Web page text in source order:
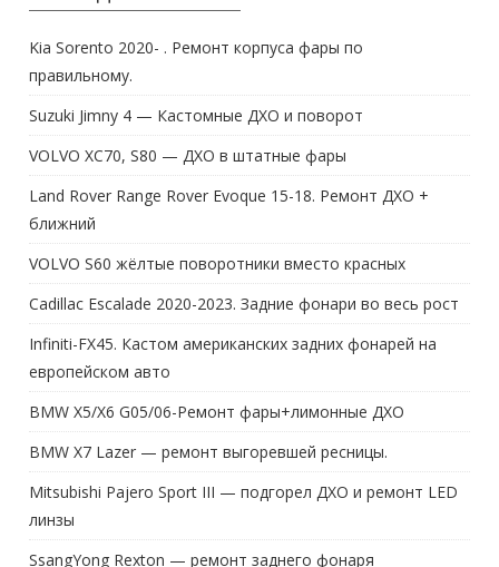
Kia Sorento 2020- . Ремонт корпуса фары по
правильному.
Suzuki Jimny 4 — Кастомные ДХО и поворот
VOLVO XC70, S80 — ДХО в штатные фары
Land Rover Range Rover Evoque 15-18. Ремонт ДХО +
ближний
VOLVO S60 жёлтые поворотники вместо красных
Cadillac Escalade 2020-2023. Задние фонари во весь рост
Infiniti-FX45. Кастом американских задних фонарей на
европейском авто
BMW X5/X6 G05/06-Ремонт фары+лимонные ДХО
BMW X7 Lazer — ремонт выгоревшей ресницы.
Mitsubishi Pajero Sport III — подгорел ДХО и ремонт LED
линзы
SsangYong Rexton — ремонт заднего фонаря